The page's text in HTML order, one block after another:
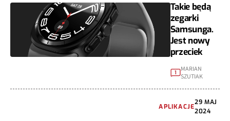
Takie będą
zegarki
Samsunga.
Jest nowy
przeciek
1
MARIAN
SZUTIAK
APLIKACJE
29 MAJ
2024